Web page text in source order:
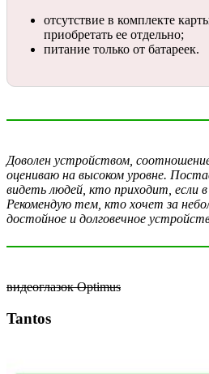
отсутствие в комплекте
приобретать ее отдельно;
питание только от батареек.
Доволен устройством,
оцениваю на высоком уровне.
видеть людей, кто приходит, если
Рекомендую тем, кто хочет за
достойное и долговечное
видеоглазок Optimus
Tantos